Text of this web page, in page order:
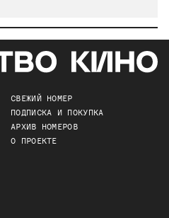
СВЕЖИЙ НОМЕР
ПОДПИСКА И ПОКУПКА
АРХИВ НОМЕРОВ
О ПРОЕКТЕ